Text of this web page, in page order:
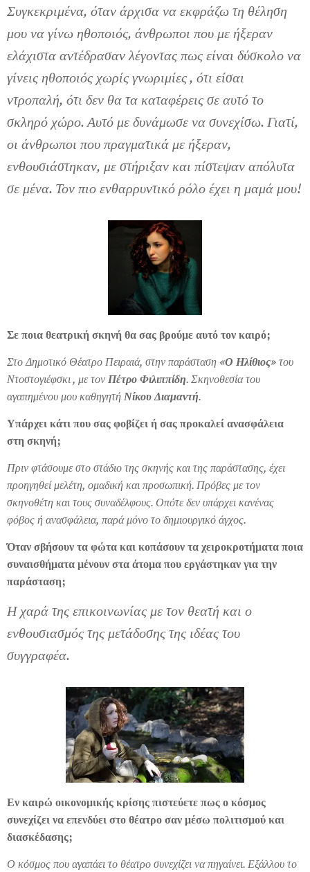
Συγκεκριμένα, όταν άρχισα να εκφράζω τη θέληση
μου να γίνω ηθοποιός, άνθρωποι που με ήξεραν
ελάχιστα αντέδρασαν λέγοντας πως είναι δύσκολο να
γίνεις ηθοποιός χωρίς γνωριμίες , ότι είσαι
ντροπαλή, ότι δεν θα τα καταφέρεις σε αυτό το
σκληρό χώρο. Αυτό με δυνάμωσε να συνεχίσω. Γιατί,
οι άνθρωποι που πραγματικά με ήξεραν,
ενθουσιάστηκαν, με στήριξαν και πίστεψαν απόλυτα
σε μένα. Τον πιο ενθαρρυντικό ρόλο έχει η μαμά μου!
Σε ποια θεατρική σκηνή θα σας βρούμε αυτό τον καιρό;
Στο Δημοτικό Θέατρο Πειραιά, στην παράσταση «Ο Ηλίθιος»του
Ντοστογιέφσκι , με τονΠέτρο Φιλιππίδη. Σκηνοθεσία του
αγαπημένου μου καθηγητήΝίκου Διαμαντή.
Υπάρχει κάτι που σας φοβίζει ή σας προκαλεί ανασφάλεια
στη σκηνή;
Πριν φτάσουμε στο στάδιο της σκηνής και της παράστασης, έχει
προηγηθεί μελέτη, ομαδική και προσωπική. Πρόβες με τον
σκηνοθέτη και τους συναδέλφους. Οπότε δεν υπάρχει κανένας
φόβος ή ανασφάλεια, παρά μόνο το δημιουργικό άγχος.
Όταν σβήσουν τα φώτα και κοπάσουν τα χειροκροτήματα ποια
συναισθήματα μένουν στα άτομα που εργάστηκαν για την
παράσταση;
Η χαρά της επικοινωνίας με τον θεατή και ο
ενθουσιασμός της μετάδοσης της ιδέας του
συγγραφέα.
Εν καιρώ οικονομικής κρίσης πιστεύετε πως ο κόσμος
συνεχίζει να επενδύει στο θέατρο σαν μέσω πολιτισμού και
διασκέδασης;
Ο κόσμος που αγαπάει το θέατρο συνεχίζει να πηγαίνει. Εξάλλου το